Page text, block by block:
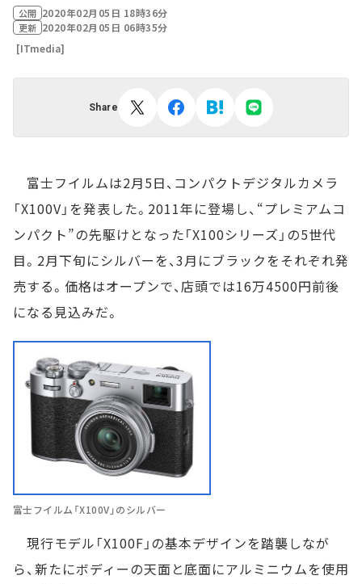
公開 2020年02月05日 18時36分
更新 2020年02月05日 06時35分
[ITmedia]
Share
富士フイルムは2月5日、コンパクトデジタルカメラ
「X100V」を発表した。2011年に登場し、“プレミアムコ
ンパクト”の先駆けとなった「X100シリーズ」の5世代
目。2月下旬にシルバーを、3月にブラックをそれぞれ発
売する。価格はオープンで、店頭では16万4500円前後
になる見込みだ。
富士フイルム「X100V」のシルバー
現行モデル「X100F」の基本デザインを踏襲しなが
ら、新たにボディーの天面と底面にアルミニウムを使用